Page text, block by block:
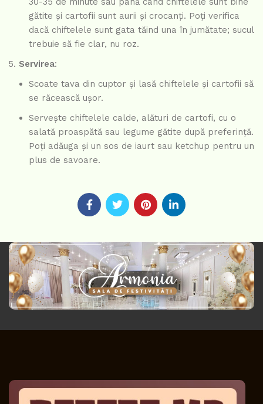
gătite și cartofii sunt aurii și crocanți. Poți verifica
dacă chiftelele sunt gata tăind una în jumătate; sucul
trebuie să fie clar, nu roz.
Servirea:
Scoate tava din cuptor și lasă chiftelele și cartofii să
se răcească ușor.
Servește chiftelele calde, alături de cartofi, cu o
salată proaspătă sau legume gătite după preferință.
Poți adăuga și un sos de iaurt sau ketchup pentru un
plus de savoare.